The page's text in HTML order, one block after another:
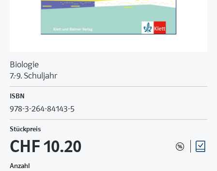
Biologie
7.-9. Schuljahr
ISBN
978-3-264-84143-5
Stückpreis
CHF 10.20
Anzahl